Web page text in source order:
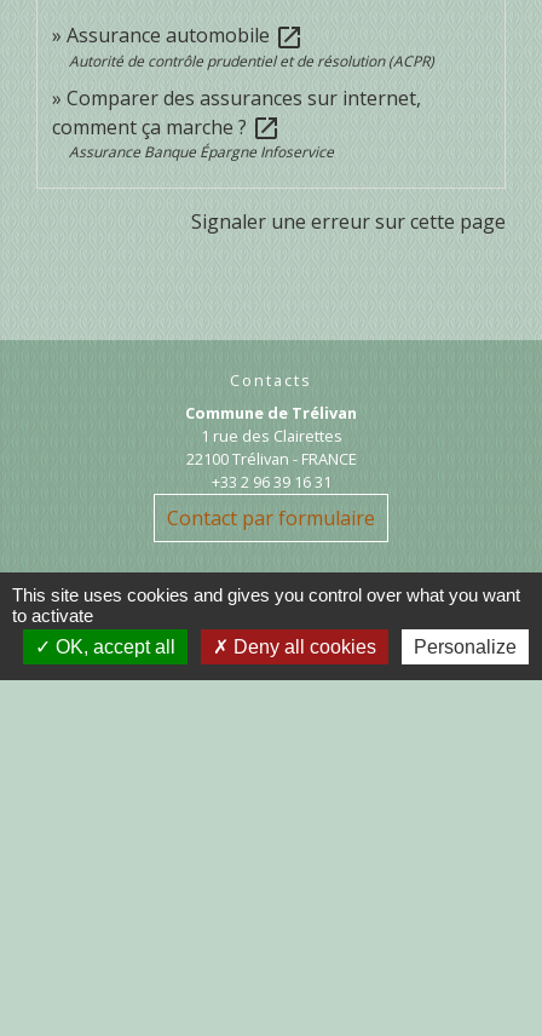
Assurance automobile open_in_new
Autorité de contrôle prudentiel et de résolution (ACPR)
Comparer des assurances sur internet,
comment ça marche ? open_in_new
Assurance Banque Épargne Infoservice
Signaler une erreur sur cette page
Contacts
Commune de Trélivan
1 rue des Clairettes
22100 Trélivan - FRANCE
+33 2 96 39 16 31
Contact par formulaire
This site uses cookies and gives you control over what you want
to activate
OK, accept all
Deny all cookies Personalize